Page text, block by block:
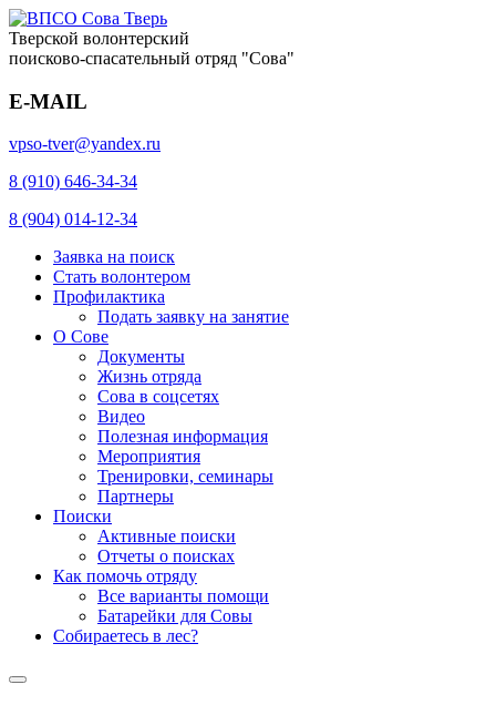
Тверской волонтерский
поисково-спасательный отряд "Сова"
E-MAIL
vpso-tver@yandex.ru
8 (910) 646-34-34
8 (904) 014-12-34
Заявка на поиск
Стать волонтером
Профилактика
Подать заявку на занятие
О Сове
Документы
Жизнь отряда
Сова в соцсетях
Видео
Полезная информация
Мероприятия
Тренировки, семинары
Партнеры
Поиски
Активные поиски
Отчеты о поисках
Как помочь отряду
Все варианты помощи
Батарейки для Совы
Собираетесь в лес?